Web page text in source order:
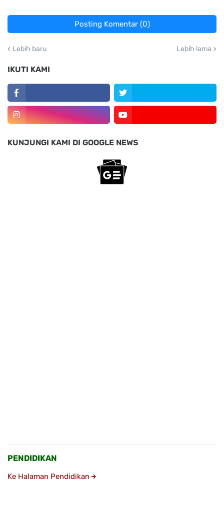
Posting Komentar (0)
Lebih baru Lebih lama
IKUTI KAMI
KUNJUNGI KAMI DI GOOGLE NEWS
PENDIDIKAN
Ke Halaman Pendidikan